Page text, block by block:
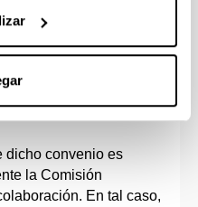
el visto bueno
comisión académica
borrador del
dicho convenio es
la Comisión
En tal caso,